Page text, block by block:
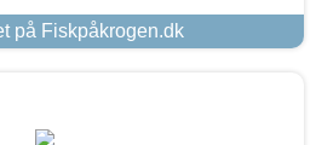
på Fiskpåkrogen.dk